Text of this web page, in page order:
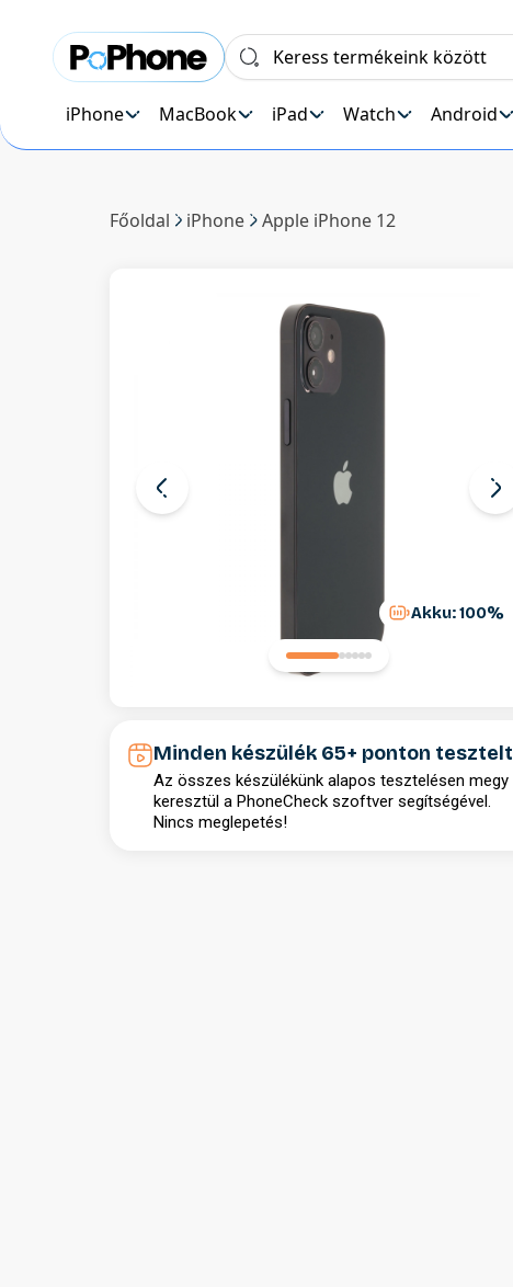
iPhone MacBook iPad Watch Android
Főoldal iPhone Apple iPhone 12
Akku: 100%
Minden készülék 65+ ponton tesztelt
Az összes készülékünk alapos tesztelésen megy
keresztül a PhoneCheck szoftver segítségével.
Nincs meglepetés!